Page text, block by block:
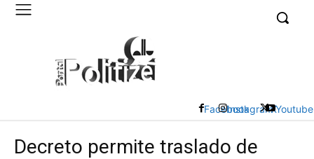
FacebookInstagramXYoutube
Decreto permite traslado de